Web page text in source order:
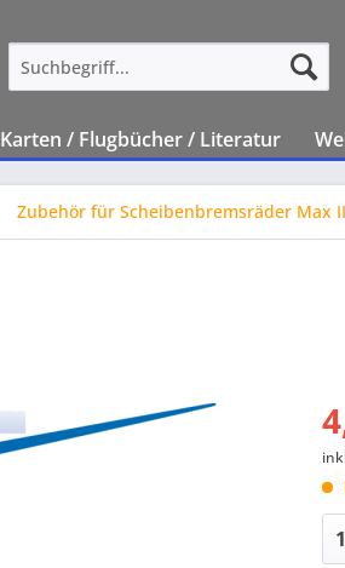
Karten / Flugbücher / Literatur
Zubehör für Scheibenbremsräder Max